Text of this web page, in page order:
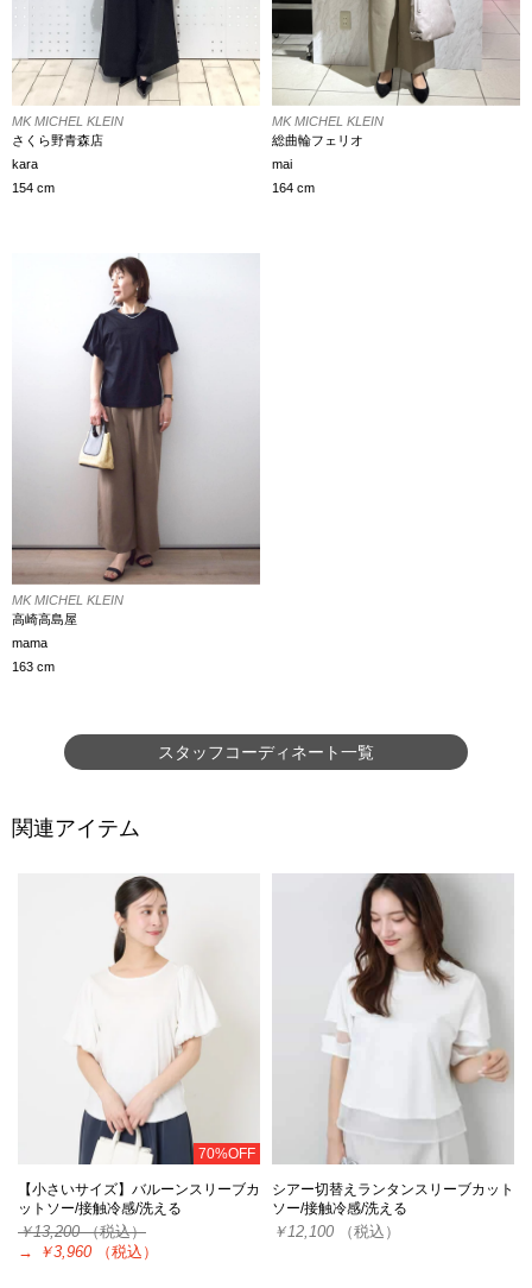
MK MICHEL KLEIN
さくら野青森店
kara
154 cm
MK MICHEL KLEIN
総曲輪フェリオ
mai
164 cm
MK MICHEL KLEIN
高崎高島屋
mama
163 cm
スタッフコーディネート一覧
関連アイテム
70%OFF
【小さいサイズ】バルーンスリーブカ
ットソー/接触冷感/洗える
￥13,200（税込）
→
￥3,960 （税込）
シアー切替えランタンスリーブカット
ソー/接触冷感/洗える
￥12,100 （税込）